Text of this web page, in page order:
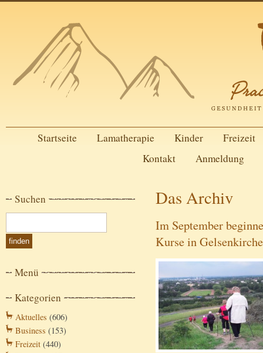
Startseite Lamatherapie Kinder
Freizeit
Kontakt
Anmeldung
Suchen
Menü
Kategorien
Aktuelles (606)
Business (153)
Freizeit (440)
Das Archiv
Im September
Kurse in